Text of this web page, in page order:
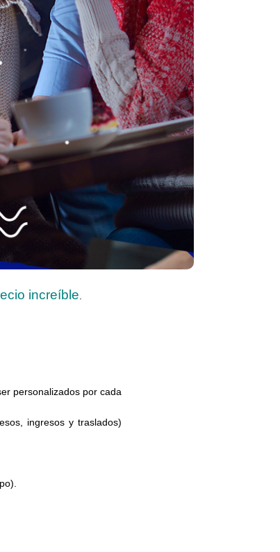
increíble
personalizados por cada
ingresos y traslados)